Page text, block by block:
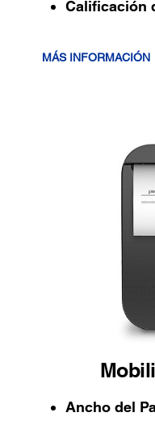
Calificación
MÁS INFORMACIÓN
Ancho del